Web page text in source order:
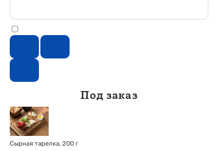
Под заказ
Сырная тарелка, 200 г